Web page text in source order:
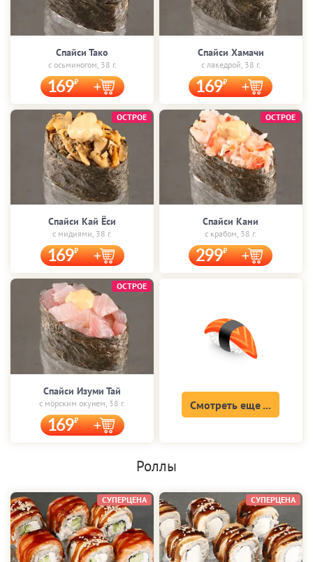
Спайси Тако
с осьминогом, 38 г.
169
Спайси Хамачи
с лакедрой, 38 г.
169
Спайси Кай Ёси
с мидиями, 38 г.
169
ОСТРОЕ
Спайси Кани
с крабом, 38 г.
299
ОСТРОЕ
Спайси Изуми Тай
с морским окунем, 38 г.
169
ОСТРОЕ
Смотреть еще ...
Роллы
СУПЕРЦЕНА СУПЕРЦЕНА